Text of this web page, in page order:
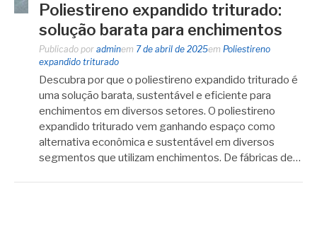
Poliestireno expandido triturado:
solução barata para enchimentos
Publicado por adminem 7 de abril de 2025em Poliestireno
expandido triturado
Descubra por que o poliestireno expandido triturado é
uma solução barata, sustentável e eficiente para
enchimentos em diversos setores. O poliestireno
expandido triturado vem ganhando espaço como
alternativa econômica e sustentável em diversos
segmentos que utilizam enchimentos. De fábricas de…